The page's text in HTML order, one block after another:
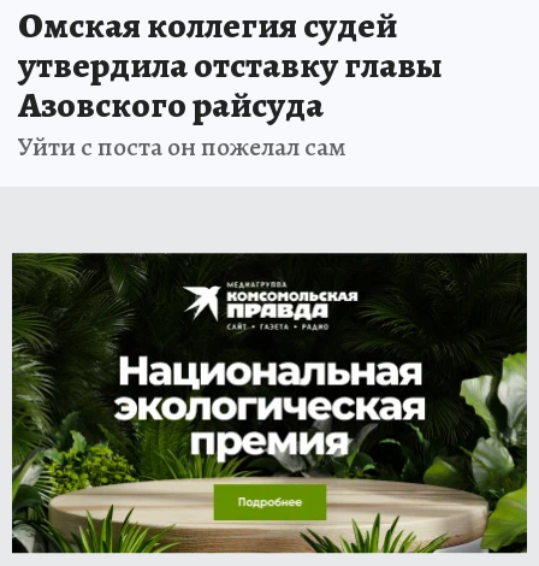
Омская коллегия судей
утвердила отставку главы
Азовского райсуда
Уйти с поста он пожелал сам